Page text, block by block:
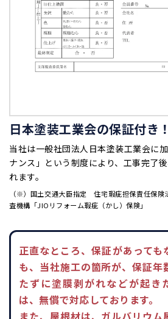
日本塗装工業会の保証付き！
当社は一般社団法人日本塗装工業会に
ナンス」という制度により、工事完了
れます。
（※）国土交通大臣指定 住宅瑕疵担保責任保
査機構「JIOリフォーム瑕疵（かし）保険」
正直なところ、保証があっても
も、当社施工の箇所が、保証年
たずに塗膜剥がれなどが起き
は、無償で対応しております。
また、屋根材は、ガルバリウム